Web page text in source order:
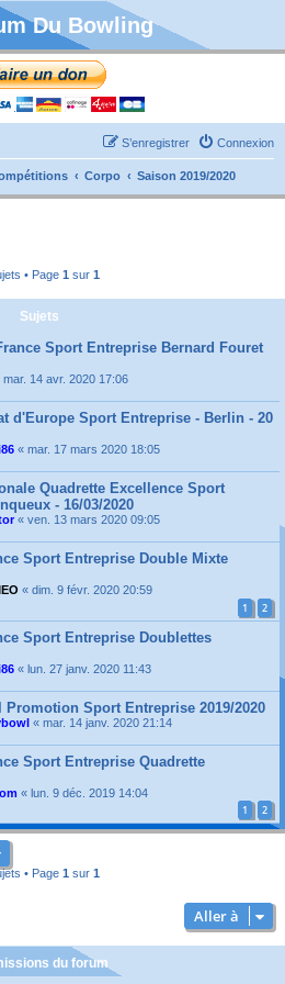
Du Bowling
Connexion
S’enregistrer
Corpo Saison 2019/2020
• Page 1 sur 1
Sujets
Sport Entreprise Bernard Fouret
mar. 14 avr. 2020 17:06
d'Europe Sport Entreprise - Berlin - 20
« mar. 17 mars 2020 18:05
Quadrette Excellence Sport
- 16/03/2020
« ven. 13 mars 2020 09:05
Sport Entreprise Double Mixte
« dim. 9 févr. 2020 20:59
1 2
Sport Entreprise Doublettes
« lun. 27 janv. 2020 11:43
Promotion Sport Entreprise 2019/2020
« mar. 14 janv. 2020 21:14
Sport Entreprise Quadrette
« lun. 9 déc. 2019 14:04
1 2
• Page 1 sur 1
Aller à
du forum